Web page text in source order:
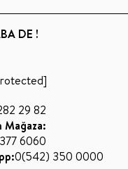
DE !
29 82
Mağaza:
6060
0(542) 350 0000